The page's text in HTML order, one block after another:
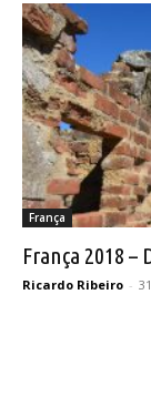
França
França 2018 –
Ricardo Ribeiro -